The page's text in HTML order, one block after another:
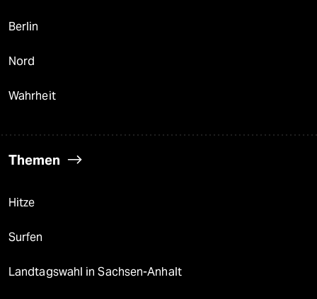
Berlin
Nord
Wahrheit
Themen
Hitze
Surfen
Landtagswahl in Sachsen-Anhalt